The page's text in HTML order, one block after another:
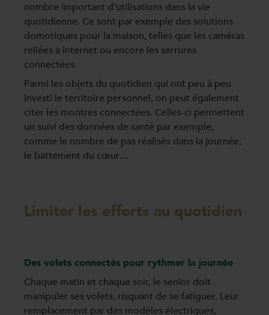
nombre important d’utilisations dans la vie
quotidienne. Ce sont par exemple des solutions
domotiques pour la maison, telles que les caméras
reliées à internet ou encore les serrures
connectées.
Parmi les objets du quotidien qui ont peu à peu
investi le territoire personnel, on peut également
citer les montres connectées. Celles-ci permettent
un suivi des données de santé par exemple,
comme le nombre de pas réalisés dans la journée,
le battement du cœur…
Limiter les efforts au quotidien
Des volets connectés pour rythmer la journée
Chaque matin et chaque soir, le senior doit
manipuler ses volets, risquant de se fatiguer. Leur
remplacement par des modèles électriques,